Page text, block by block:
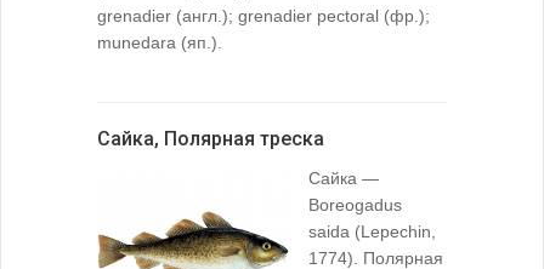
grenadier (англ.); grenadier pectoral (фр.);
munedara (яп.).
Сайка, Полярная треска
Сайка —
Boreogadus
saida (Lepechin,
1774). Полярная